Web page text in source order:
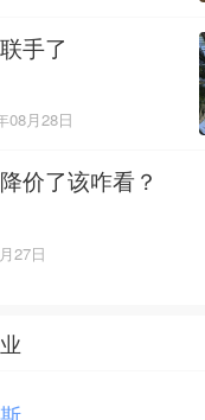
手了
08月28日
价了该咋看？
27日